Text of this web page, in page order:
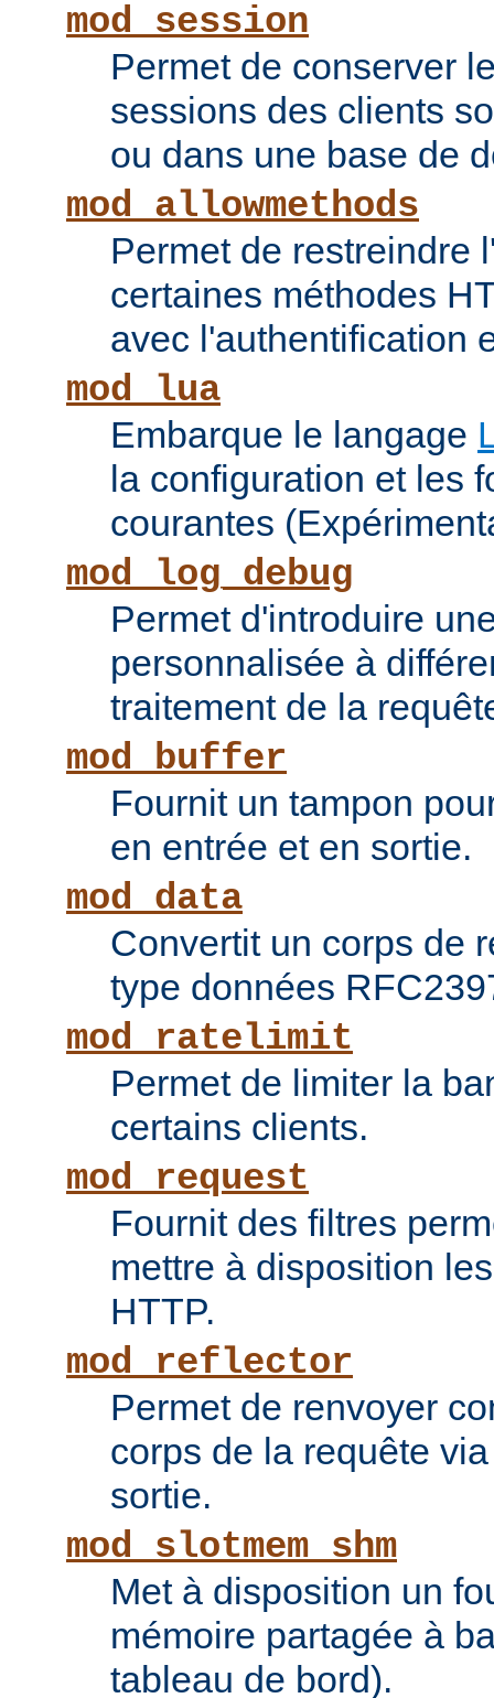
mod_session
Permet de conserver
sessions des clients
ou dans une base de
mod_allowmethods
Permet de restreindre
certaines méthodes
avec l'authentification
mod_lua
Embarque le langage
la configuration et les
courantes
mod_log_debug
Permet d'introduire
personnalisée à
traitement de la
mod_buffer
Fournit un tampon
en entrée et en sortie.
mod_data
Convertit un corps de
type données
mod_ratelimit
Permet de limiter la
certains clients.
mod_request
Fournit des filtres
mettre à disposition
HTTP.
mod_reflector
Permet de renvoyer
corps de la requête
sortie.
mod_slotmem_shm
Met à disposition un
mémoire partagée à
tableau de bord).